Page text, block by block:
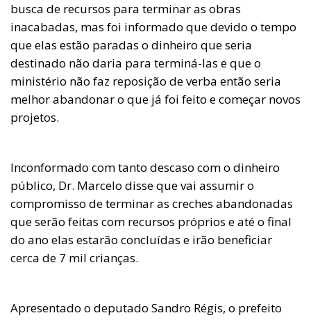
busca de recursos para terminar as obras
inacabadas, mas foi informado que devido o tempo
que elas estão paradas o dinheiro que seria
destinado não daria para terminá-las e que o
ministério não faz reposição de verba então seria
melhor abandonar o que já foi feito e começar novos
projetos.
Inconformado com tanto descaso com o dinheiro
público, Dr. Marcelo disse que vai assumir o
compromisso de terminar as creches abandonadas
que serão feitas com recursos próprios e até o final
do ano elas estarão concluídas e irão beneficiar
cerca de 7 mil crianças.
Apresentado o deputado Sandro Régis, o prefeito